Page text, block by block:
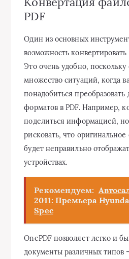
PDF
Один из основных
возможность
Это очень удобно, поскольку
множество ситуаций, когда
понадобиться
форматов в PDF. Например,
поделиться информацией,
рисковать, что
будет неправильно
устройствах.
Рекомендуем:
2011: Премьера
Spec
OnePDF позволяет легко и
документы различных типов